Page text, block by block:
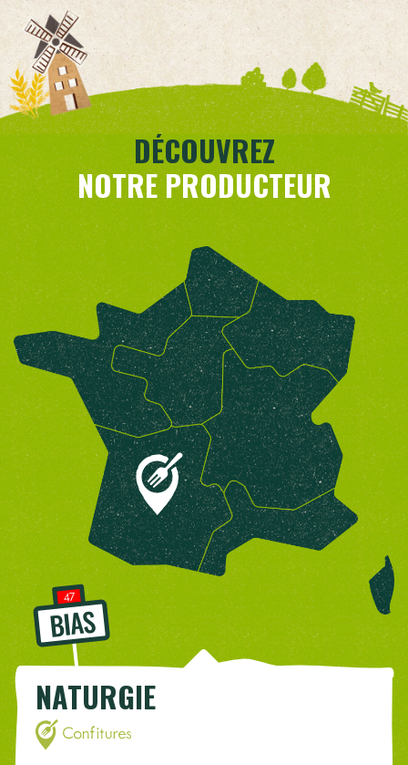
DÉCOUVREZ
NOTRE PRODUCTEUR
47
BIAS
NATURGIE
Confitures